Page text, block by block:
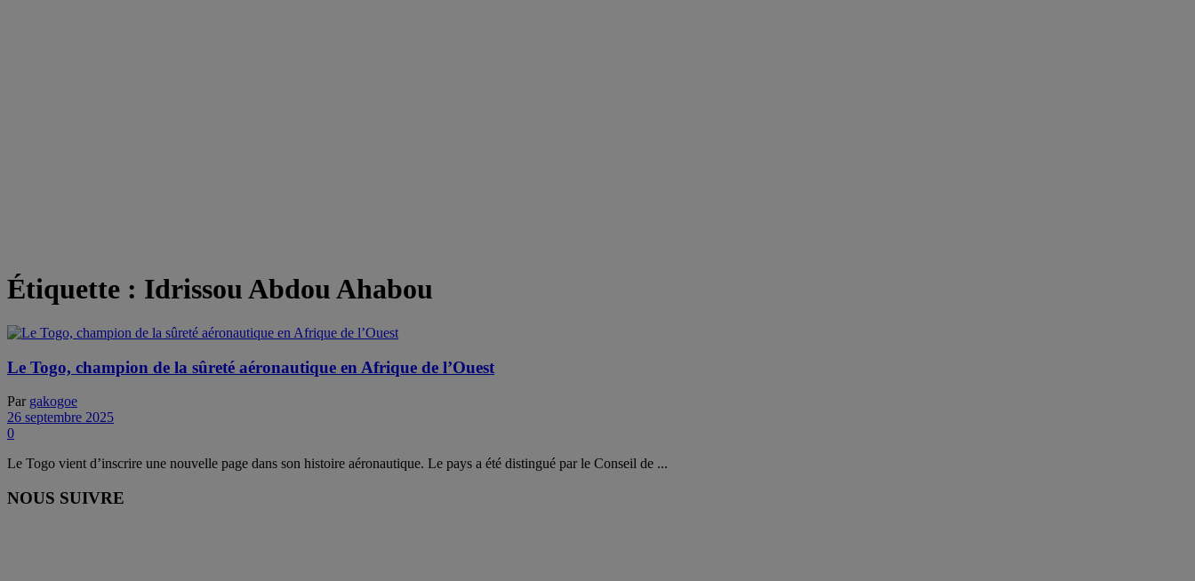
Étiquette : Idrissou Abdou Ahabou
Le Togo, champion de la sûreté aéronautique en Afrique de l’Ouest
Par gakogoe
26 septembre 2025
0
Le Togo vient d’inscrire une nouvelle page dans son histoire aéronautique. Le pays a été distingué par le Conseil de ...
NOUS SUIVRE